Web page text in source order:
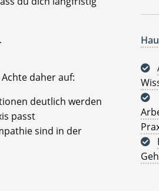
daher auf:
deutlich werden
passt
sind in der